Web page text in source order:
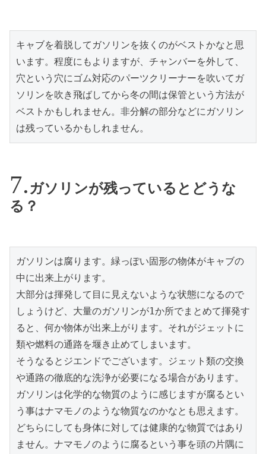
キャブを着脱してガソリンを抜くのがベストかなと思
います。程度にもよりますが、チャンバーを外して、
穴という穴にゴム対応のパーツクリーナーを吹いてガ
ソリンを吹き飛ばしてから冬の間は保管という方法が
ベストかもしれません。非分解の部分などにガソリン
は残っているかもしれません。
ガソリンが残っているとどうな
る？
ガソリンは腐ります。緑っぽい固形の物体がキャブの
中に出来上がります。
大部分は揮発して目に見えないような状態になるので
しょうけど、大量のガソリンが1か所でまとめて揮発す
ると、何か物体が出来上がります。それがジェットに
類や燃料の通路を堰き止めてしまいます。
そうなるとジエンドでございます。ジェット類の交換
や通路の徹底的な洗浄が必要になる場合があります。
ガソリンは化学的な物質のように感じますが腐るとい
う事はナマモノのような物質なのかなとも思えます。
どちらにしても身体に対しては健康的な物質ではあり
ません。ナマモノのように腐るという事を頭の片隅に